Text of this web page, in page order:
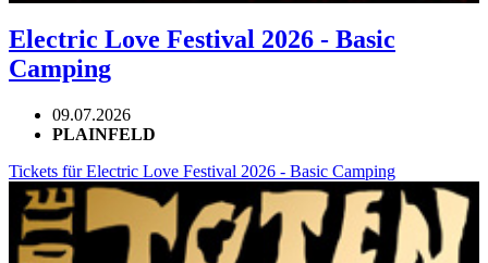
Electric Love Festival 2026 - Basic
Camping
09.07.2026
PLAINFELD
Tickets für Electric Love Festival 2026 - Basic Camping